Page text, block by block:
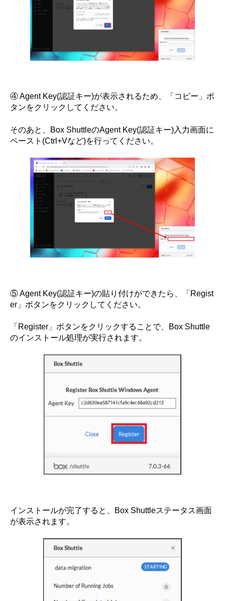
④ Agent Key(認証キー)が表示されるため、「コピー」ボ
タンをクリックしてください。
そのあと、Box ShuttleのAgent Key(認証キー)入力画面に
ペースト(Ctrl+Vなど)を行ってください。
⑤ Agent Key(認証キー)の貼り付けができたら、「Regist
er」ボタンをクリックしてください。
「Register」ボタンをクリックすることで、Box Shuttle
のインストール処理が実行されます。
インストールが完了すると、Box Shuttleステータス画面
が表示されます。